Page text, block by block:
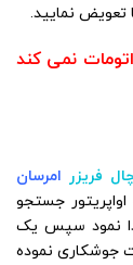
تعویض نمایید.
نمی کند
فریزر امرسان
جستجو
نمود سپس یک
جوشکاری نموده